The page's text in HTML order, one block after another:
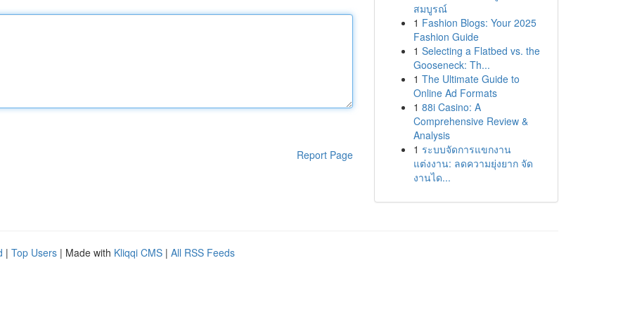
Report Page
สมบูรณ์
1 Fashion Blogs: Your 2025
Fashion Guide
1 Selecting a Flatbed vs. the
Gooseneck: Th...
1 The Ultimate Guide to
Online Ad Formats
1 88i Casino: A
Comprehensive Review &
Analysis
1 ระบบจัดการแขกงาน
แต่งงาน: ลดความยุ่งยาก จัด
งานได...
| Top Users | Made with Kliqqi CMS | All RSS Feeds